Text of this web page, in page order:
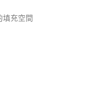
填充空間